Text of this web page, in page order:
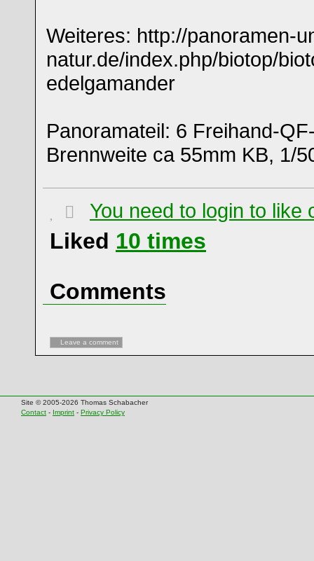
Weiteres: http://panoramen-
natur.de/index.php/biotop/
edelgamander
Panoramateil: 6 Freihand-
Brennweite ca 55mm KB, 1/
You need to login to like
Liked 10 times
Comments
Leave a comment
Site © 2005-2026 Thomas Schabacher
Contact - Imprint - Privacy Policy